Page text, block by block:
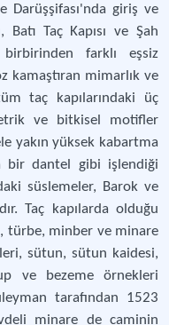
Darüşşifası'nda giriş ve
Batı Taç Kapısı ve Şah
farklı eşsiz
kamaştıran mimarlık ve
taç kapılarındaki üç
ve bitkisel motifler
yakın yüksek kabartma
bir dantel gibi işlendiği
süslemeler, Barok ve
Taç kapılarda olduğu
türbe, minber ve minare
sütun, sütun kaidesi,
ve bezeme örnekleri
tarafından 1523
minare de caminin